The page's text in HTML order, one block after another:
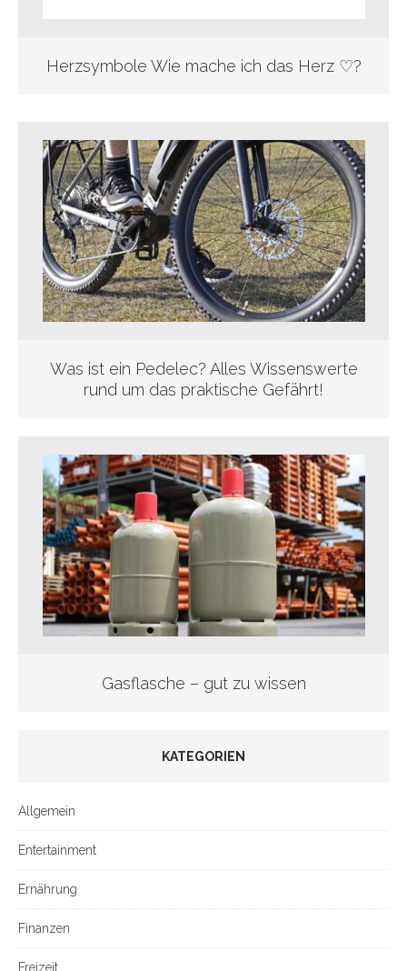
Herzsymbole Wie mache ich das Herz ♡?
Was ist ein Pedelec? Alles Wissenswerte
rund um das praktische Gefährt!
Gasflasche – gut zu wissen
KATEGORIEN
Allgemein
Entertainment
Ernährung
Finanzen
Freizeit